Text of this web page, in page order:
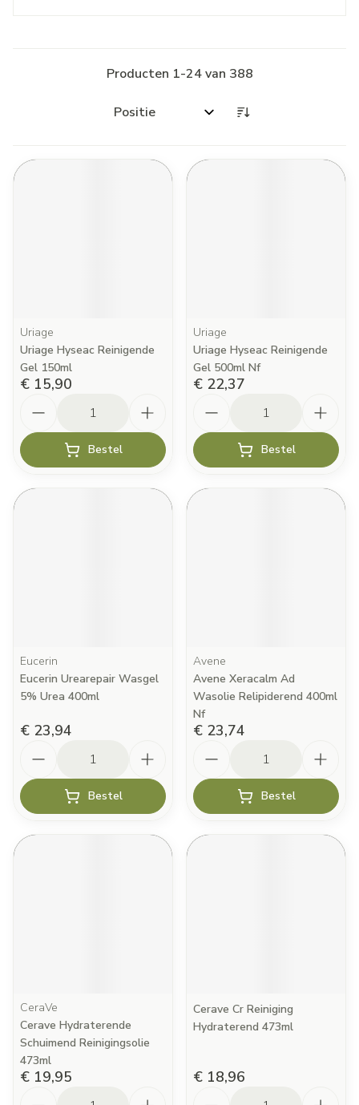
Producten 1-24van 388
Sorteer op:
Uriage
Uriage Hyseac Reinigende
Gel 150ml
€ 15,90
Bestel
Uriage
Uriage Hyseac Reinigende
Gel 500ml Nf
€ 22,37
Bestel
Eucerin
Eucerin Urearepair Wasgel
5% Urea 400ml
€ 23,94
Bestel
Avene
Avene Xeracalm Ad
Wasolie Relipiderend 400ml
Nf
€ 23,74
Bestel
CeraVe
Cerave Hydraterende
Schuimend Reinigingsolie
473ml
€ 19,95
Cerave Cr Reiniging
Hydraterend 473ml
€ 18,96